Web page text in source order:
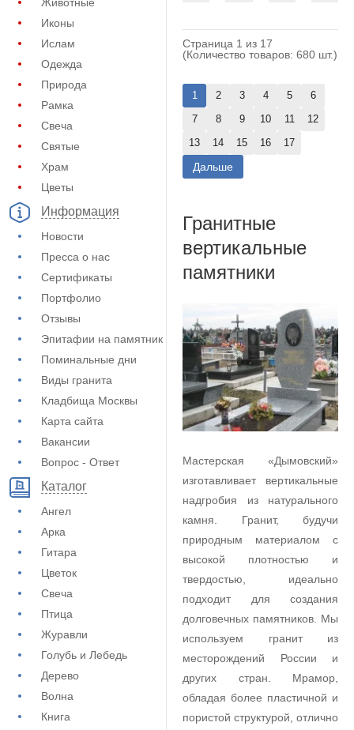
Иконы
Ислам
Одежда
Природа
Рамка
Свеча
Святые
Храм
Цветы
Информация
Новости
Пресса о нас
Сертификаты
Портфолио
Отзывы
Эпитафии на памятник
Поминальные дни
Виды гранита
Кладбища Москвы
Карта сайта
Вакансии
Вопрос - Ответ
Каталог
Ангел
Арка
Гитара
Цветок
Свеча
Птица
Журавли
Голубь и Лебедь
Дерево
Волна
Книга
Страница 1 из 17
(Количество товаров: 680 шт.)
1 2 3 4 5
6
7
8 9 10 11
12
13
14 15 16 17
Дальше
Гранитные
вертикальные
памятники
Мастерская «Дымовский»
изготавливает вертикальные
надгробия из натурального
камня. Гранит, будучи
природным материалом с
высокой плотностью и
твердостью, идеально
подходит для создания
долговечных памятников. Мы
используем гранит из
месторождений России и
других стран. Мрамор,
обладая более пластичной и
пористой структурой, отлично